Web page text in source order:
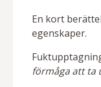
En kort
egenskaper.
förmåga att ta